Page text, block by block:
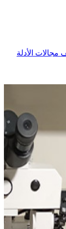
الأدلة